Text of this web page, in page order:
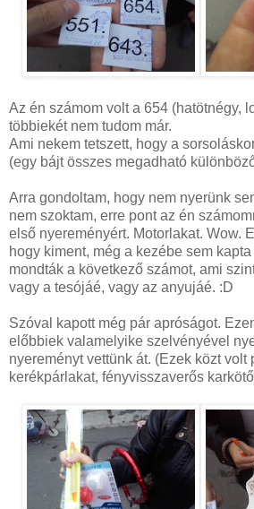
Az én számom volt a 654 (hatötnégy,
többiekét nem tudom már.
Ami nekem tetszett, hogy a
(egy bájt összes megadható
Arra gondoltam, hogy nem nyerünk
nem szoktam, erre pont az én
első nyereményért. Motorlakat. Wow.
hogy kiment, még a kezébe sem
mondták a következő számot, ami
vagy a tesójáé, vagy az anyujáé. :D
Szóval kapott még pár apróságot.
előbbiek valamelyike szelvényével
nyereményt vettünk át. (Ezek közt volt
kerékpárlakat, fényvisszaverős